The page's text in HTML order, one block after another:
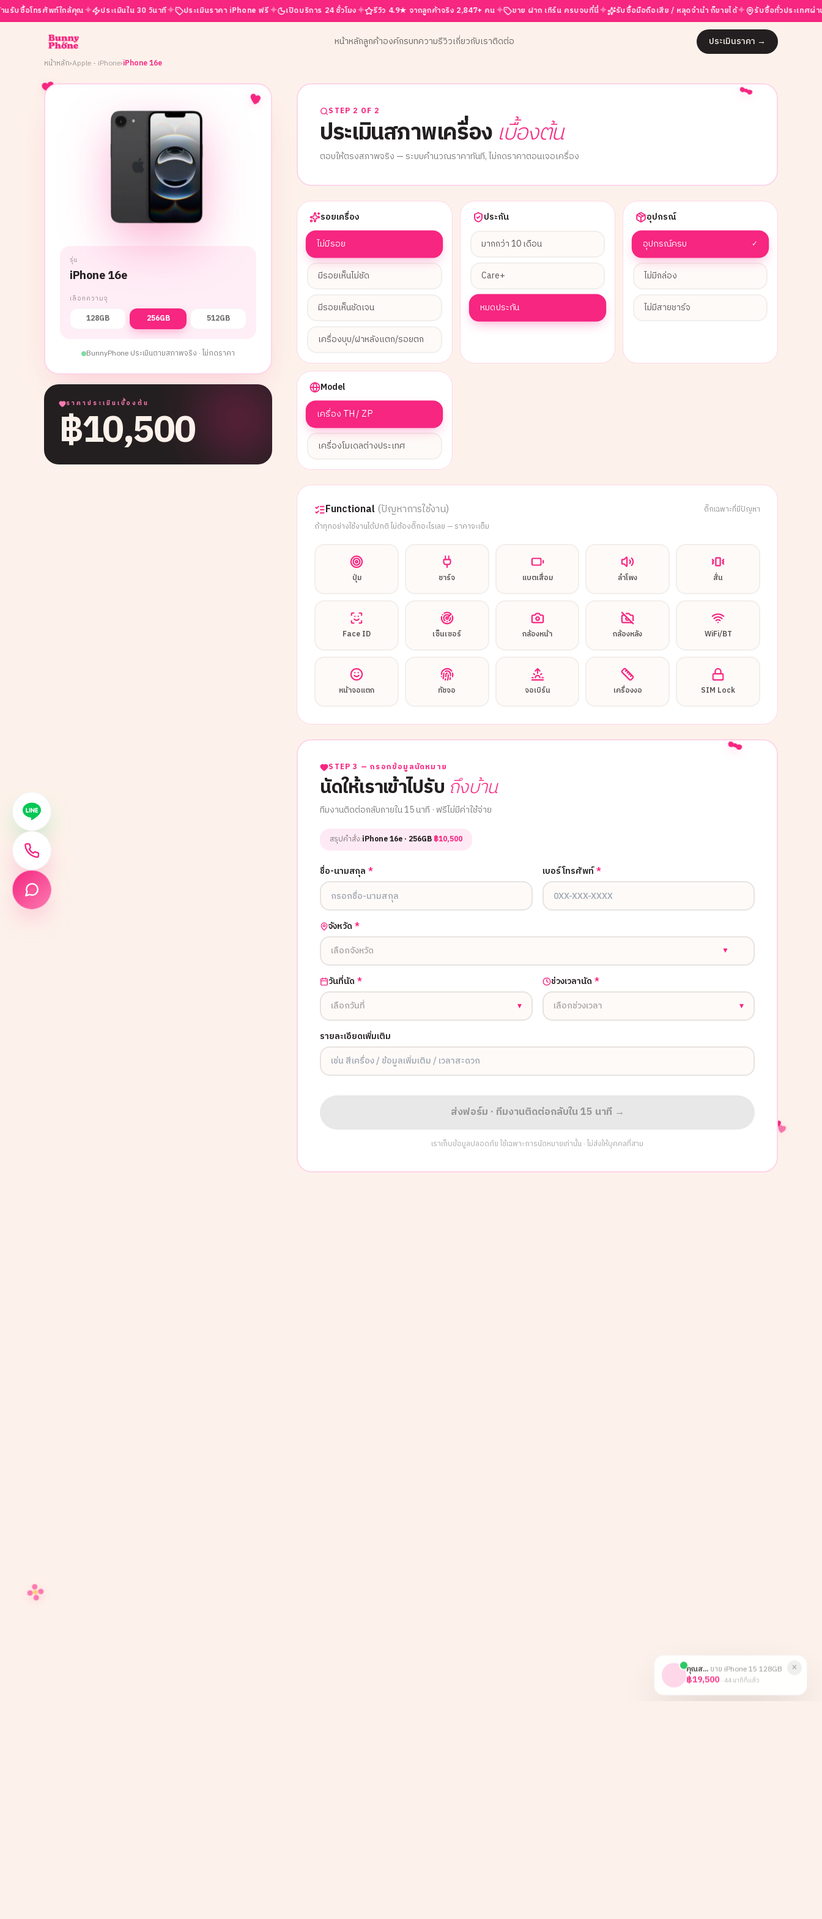
คุณส... ขาย iPhone 15 128GB
฿19,500 44 นาทีที่แล้ว
×
รศัพท์ใกล้คุณ✦ ประเมินใน 30 วินาที✦ ประเมินราคา iPhone ฟรี✦ เปิดบริการ 24 ชั่วโมง✦ รีวิว 4.9★ จากลูกค้าจริง 2,847+ คน✦ ขาย ฝาก เทิร์น ครบจบที่นี่ ✦ รับซื้อมือถือเสีย / หลุดจำนำ ก็ขายได้✦ รับซื้อทั่วประเทศผ่าน partner
หน้าหลักลูกค้าองค์กรบทความรีวิวเกี่ยวกับเราติดต่อ ประเมินราคา →
หน้าหลัก›Apple - iPhone›iPhone 16e
รุ่น
iPhone 16e
เลือกความจุ
128GB 256GB 512GB
BunnyPhone ประเมินตามสภาพจริง · ไม่กดราคา
ราคาประเมินเบื้องต้น
฿10,500
STEP 2 OF 2
ประเมินสภาพเครื่อง เบื้องต้น
ตอบให้ตรงสภาพจริง — ระบบคำนวณราคาทันที, ไม่กดราคาตอนเจอเครื่อง
รอยเครื่อง
ไม่มีรอย
มีรอยเห็นไม่ชัด
มีรอยเห็นชัดเจน
เครื่องบุบ/ฝาหลังแตก/รอยตก
ประกัน
มากกว่า 10 เดือน
Care+
หมดประกัน
อุปกรณ์
อุปกรณ์ครบ ✓
ไม่มีกล่อง
ไม่มีสายชาร์จ
Model
เครื่อง TH / ZP
เครื่องโมเดลต่างประเทศ
Functional(ปัญหาการใช้งาน)
ติ๊กเฉพาะที่มีปัญหา
ถ้าทุกอย่างใช้งานได้ปกติ ไม่ต้องติ๊กอะไรเลย — ราคาจะเต็ม
ปุ่ม ชาร์จ แบตเสื่อม ลำโพง สั่น
Face ID เซ็นเซอร์ กล้องหน้า กล้องหลัง WiFi/BT
หน้าจอแตก ทัชจอ จอเบิร์น เครื่องงอ SIM Lock
STEP 3 — กรอกข้อมูลนัดหมาย
นัดให้เราเข้าไปรับ ถึงบ้าน
ทีมงานติดต่อกลับภายใน 15 นาที · ฟรีไม่มีค่าใช้จ่าย
สรุปคำสั่ง:iPhone 16e · 256GB·฿10,500
ชื่อ-นามสกุล * เบอร์โทรศัพท์*
จังหวัด *
เลือกจังหวัด
▼
วันที่นัด *
เลือกวันที่
▾
ช่วงเวลานัด *
เลือกช่วงเวลา
▾
รายละเอียดเพิ่มเติม
ส่งฟอร์ม · ทีมงานติดต่อกลับใน 15 นาที →
เราเก็บข้อมูลปลอดภัย ใช้เฉพาะการนัดหมายเท่านั้น · ไม่ส่งให้บุคคลที่สาม